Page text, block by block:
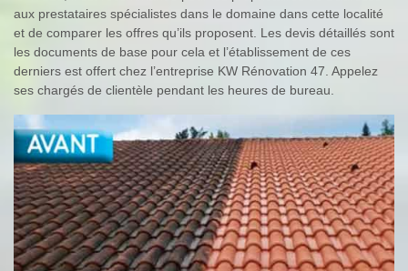
aux prestataires spécialistes dans le domaine dans cette localité
et de comparer les offres qu’ils proposent. Les devis détaillés sont
les documents de base pour cela et l’établissement de ces
derniers est offert chez l’entreprise KW Rénovation 47. Appelez
ses chargés de clientèle pendant les heures de bureau.